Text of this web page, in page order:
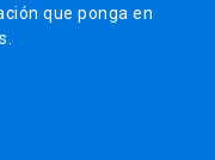
que ponga en